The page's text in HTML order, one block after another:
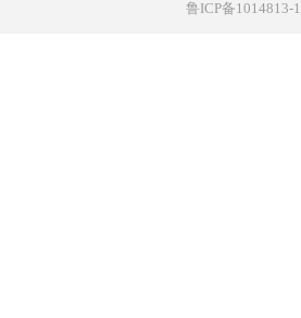
鲁ICP备1014813-1